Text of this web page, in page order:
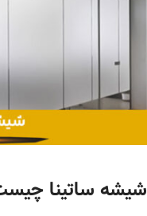
شیشه ساتینا